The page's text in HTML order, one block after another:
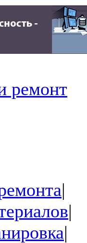
ремонт
|
|
|